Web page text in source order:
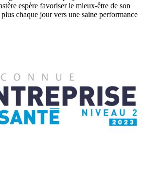
espère favoriser le mieux-être de son
chaque jour vers une saine performance